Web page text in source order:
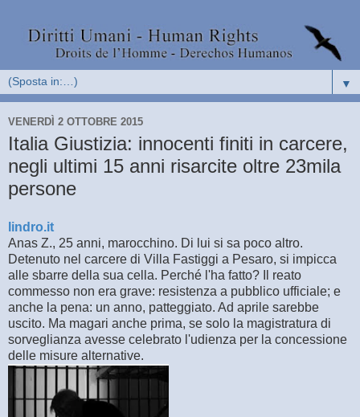
▼
VENERDÌ 2 OTTOBRE 2015
Italia Giustizia: innocenti finiti in carcere,
negli ultimi 15 anni risarcite oltre 23mila
persone
lindro.it
Anas Z., 25 anni, marocchino. Di lui si sa poco altro.
Detenuto nel carcere di Villa Fastiggi a Pesaro, si impicca
alle sbarre della sua cella. Perché l'ha fatto? Il reato
commesso non era grave: resistenza a pubblico ufficiale; e
anche la pena: un anno, patteggiato. Ad aprile sarebbe
uscito. Ma magari anche prima, se solo la magistratura di
sorveglianza avesse celebrato l'udienza per la concessione
delle misure alternative.